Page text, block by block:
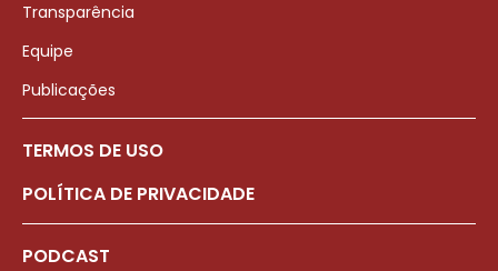
Transparência
Equipe
Publicações
TERMOS DE USO
POLÍTICA DE PRIVACIDADE
PODCAST